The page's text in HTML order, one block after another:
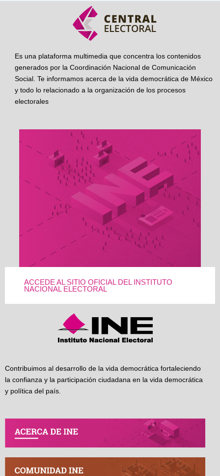
Es una plataforma multimedia que concentra los contenidos
generados por la Coordinación Nacional de Comunicación
Social. Te informamos acerca de la vida democrática de México
y todo lo relacionado a la organización de los procesos
electorales
ACCEDE AL SITIO OFICIAL DEL INSTITUTO
NACIONAL ELECTORAL
Contribuimos al desarrollo de la vida democrática fortaleciendo
la confianza y la participación ciudadana en la vida democrática
y política del país.